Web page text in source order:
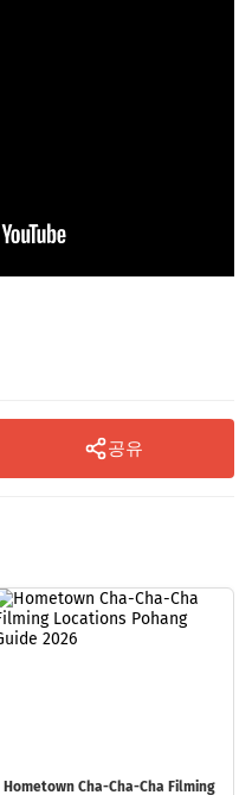
공유
Hometown Cha-Cha-Cha Filming